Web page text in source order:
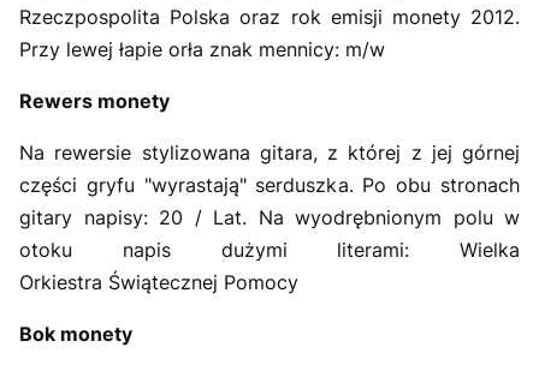
Rzeczpospolita Polska oraz rok emisji monety 2012.
Przy lewej łapie orła znak mennicy: m/w
Rewers monety
Na rewersie stylizowana gitara, z której z jej górnej
części gryfu "wyrastają" serduszka. Po obu stronach
gitary napisy: 20 / Lat. Na wyodrębnionym polu w
otoku napis dużymi literami: Wielka
Orkiestra Świątecznej Pomocy
Bok monety